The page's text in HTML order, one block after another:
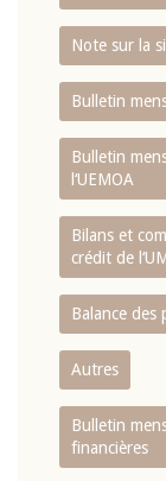
Note sur la
Bulletin
Bulletin
l‘UEMOA
Bilans et
crédit de
Balance des
Autres
Bulletin
financières